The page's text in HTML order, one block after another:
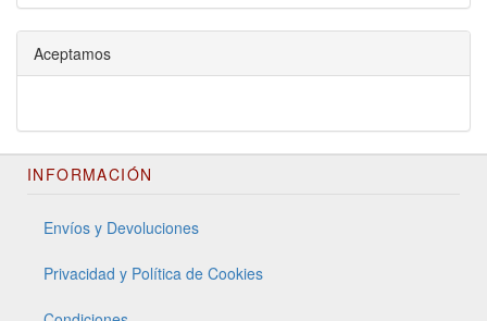
Aceptamos
INFORMACIÓN
Envíos y Devoluciones
Privacidad y Política de Cookies